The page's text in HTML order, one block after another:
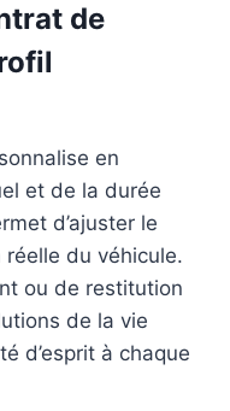
de
en
et de la durée
d’ajuster le
réelle du véhicule.
ou de restitution
de la vie
d’esprit à chaque